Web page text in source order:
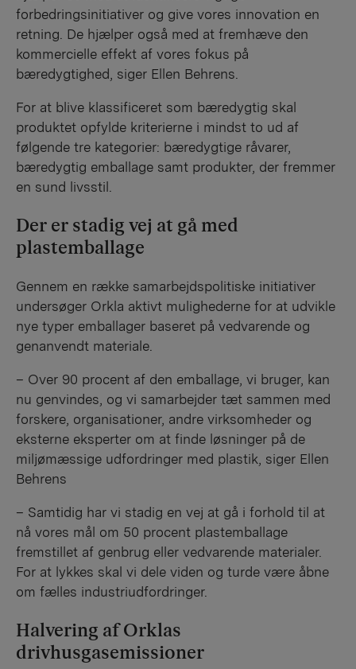
forbedringsinitiativer og give vores innovation en
retning. De hjælper også med at fremhæve den
kommercielle effekt af vores fokus på
bæredygtighed, siger Ellen Behrens.
For at blive klassificeret som bæredygtig skal
produktet opfylde kriterierne i mindst to ud af
følgende tre kategorier: bæredygtige råvarer,
bæredygtig emballage samt produkter, der fremmer
en sund livsstil.
Der er stadig vej at gå med
plastemballage
Gennem en række samarbejdspolitiske initiativer
undersøger Orkla aktivt mulighederne for at udvikle
nye typer emballager baseret på vedvarende og
genanvendt materiale.
– Over 90 procent af den emballage, vi bruger, kan
nu genvindes, og vi samarbejder tæt sammen med
forskere, organisationer, andre virksomheder og
eksterne eksperter om at finde løsninger på de
miljømæssige udfordringer med plastik, siger Ellen
Behrens
– Samtidig har vi stadig en vej at gå i forhold til at
nå vores mål om 50 procent plastemballage
fremstillet af genbrug eller vedvarende materialer.
For at lykkes skal vi dele viden og turde være åbne
om fælles industriudfordringer.
Halvering af Orklas
drivhusgasemissioner